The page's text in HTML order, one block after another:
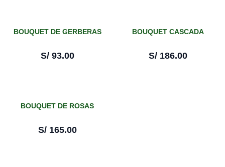
BOUQUET DE GERBERAS
S/ 93.00
BOUQUET CASCADA
S/ 186.00
BOUQUET DE ROSAS
S/ 165.00